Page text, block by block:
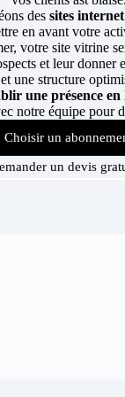
dessites internet
en avant votre
votre site vitrine
et leur donner
une structure
une présence
notre équipe pour
Choisir un
un devis